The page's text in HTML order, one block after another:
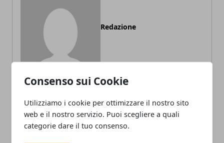
Consenso sui Cookie
Utilizziamo i cookie per ottimizzare il nostro sito
web e il nostro servizio. Puoi scegliere a quali
categorie dare il tuo consenso.
Redazione
ARTICOLI CORRELATI